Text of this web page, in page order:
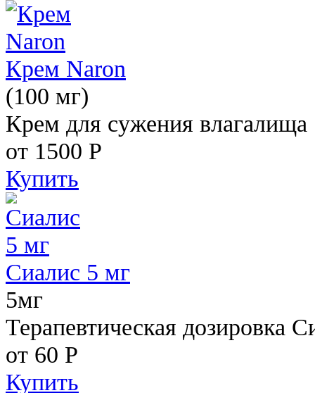
Крем Naron
(100 мг)
Крем для сужения влагалища
от 1500 Р
Купить
Сиалис 5 мг
5мг
Терапевтическая дозировка
от 60 Р
Купить